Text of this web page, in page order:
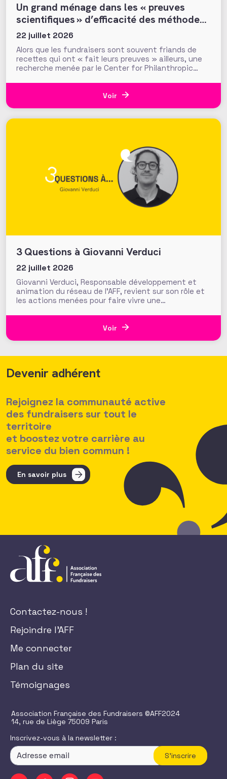
Un grand ménage dans les « preuves
scientifiques » d’efficacité des méthodes
et tactiques de collecte…
22 juillet 2026
Alors que les fundraisers sont souvent friands de
recettes qui ont « fait leurs preuves » ailleurs, une
recherche menée par le Center for Philanthropic
question cruciale : la recherche académique sur la
générosité apporte-t-elle des preuves solides pour
Voir
3 Questions à Giovanni Verduci
22 juillet 2026
Giovanni Verduci, Responsable développement et
animation du réseau de l’AFF, revient sur son rôle et
les actions menées pour faire vivre une
L’AFF c’est une équipe, mais c’est aussi et surtout
un réseau. Vous, nos 1350 adhérents, faites la
Voir
Devenir adhérent
Rejoignez la communauté active
des fundraisers sur tout le
territoire
et boostez votre carrière au
service du bien commun !
En savoir plus
Contactez-nous !
Rejoindre l'AFF
Me connecter
Plan du site
Témoignages
Association Française des Fundraisers ©AFF2024
14, rue de Liège 75009 Paris
Inscrivez-vous à la newsletter :
S'inscrire